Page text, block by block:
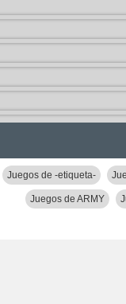
Juegos de -etiqueta-
Juegos de ARMY